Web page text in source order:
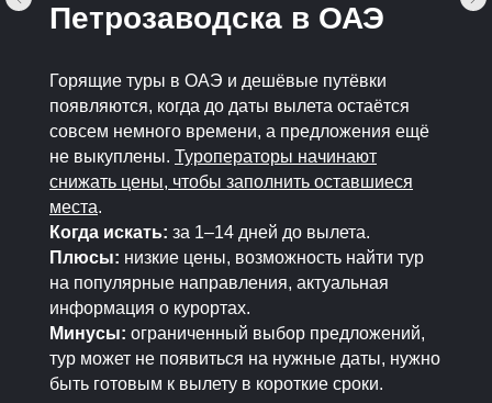
Петрозаводска в ОАЭ
Горящие туры в ОАЭ и дешёвые путёвки
появляются, когда до даты вылета остаётся
совсем немного времени, а предложения ещё
не выкуплены. Туроператоры начинают
снижать цены, чтобы заполнить оставшиеся
места.
Когда искать: за 1–14 дней до вылета.
Плюсы: низкие цены, возможность найти тур
на популярные направления, актуальная
информация о курортах.
Минусы: ограниченный выбор предложений,
тур может не появиться на нужные даты, нужно
быть готовым к вылету в короткие сроки.